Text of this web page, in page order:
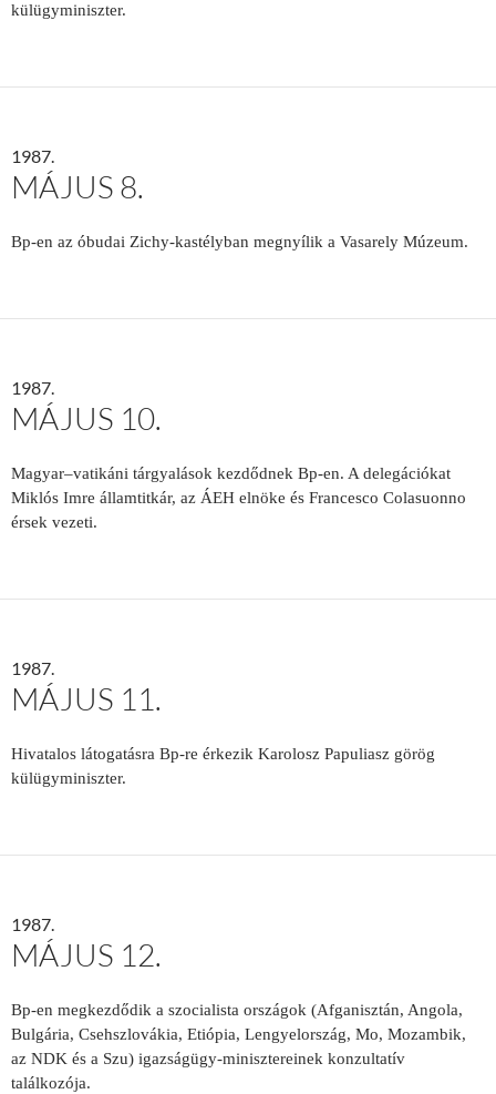
külügyminiszter.
1987.
MÁJUS 8.
Bp-en az óbudai Zichy-kastélyban megnyílik a Vasarely Múzeum.
1987.
MÁJUS 10.
Magyar–vatikáni tárgyalások kezdődnek Bp-en. A delegációkat
Miklós Imre államtitkár, az ÁEH elnöke és Francesco Colasuonno
érsek vezeti.
1987.
MÁJUS 11.
Hivatalos látogatásra Bp-re érkezik Karolosz Papuliasz görög
külügyminiszter.
1987.
MÁJUS 12.
Bp-en megkezdődik a szocialista országok (Afganisztán, Angola,
Bulgária, Csehszlovákia, Etiópia, Lengyelország, Mo, Mozambik,
az NDK és a Szu) igazságügy-minisztereinek konzultatív
találkozója.